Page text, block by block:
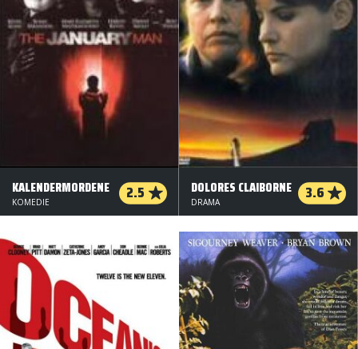
KALENDERMORDENE 2.5
KOMEDIE
DOLORES CLAIBORNE 3.6
DRAMA